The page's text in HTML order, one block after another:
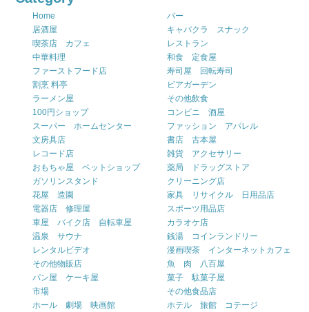
Home
バー
居酒屋
キャバクラ スナック
喫茶店 カフェ
レストラン
中華料理
和食 定食屋
ファーストフード店
寿司屋 回転寿司
割烹 料亭
ビアガーデン
ラーメン屋
その他飲食
100円ショップ
コンビニ 酒屋
スーパー ホームセンター
ファッション アパレル
文房具店
書店 古本屋
レコード店
雑貨 アクセサリー
おもちゃ屋 ペットショップ
薬局 ドラッグストア
ガソリンスタンド
クリーニング店
花屋 造園
家具 リサイクル 日用品店
電器店 修理屋
スポーツ用品店
車屋 バイク店 自転車屋
カラオケ店
温泉 サウナ
銭湯 コインランドリー
レンタルビデオ
漫画喫茶 インターネットカフェ
その他物販店
魚 肉 八百屋
パン屋 ケーキ屋
菓子 駄菓子屋
市場
その他食品店
ホール 劇場 映画館
ホテル 旅館 コテージ